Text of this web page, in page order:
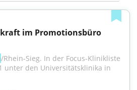
im Promotionsbüro
/Rhein-Sieg. In der Focus-Klinikliste
unter den Universitätsklinika in